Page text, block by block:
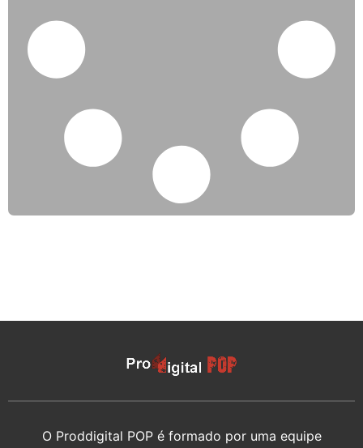
O Proddigital POP é formado por uma equipe